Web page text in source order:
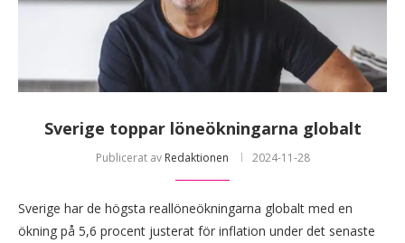
Sverige toppar löneökningarna globalt
Publicerat av Redaktionen 2024-11-28
Sverige har de högsta reallöneökningarna globalt med en
ökning på 5,6 procent justerat för inflation under det senaste